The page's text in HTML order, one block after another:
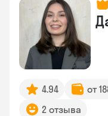
4.94 от
2 отзыва